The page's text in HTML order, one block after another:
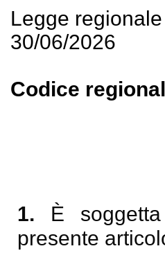
Legge
30/06/2026
Codice
1. È
presente